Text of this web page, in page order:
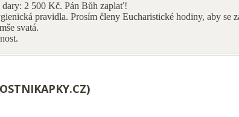
2 500 Kč. Pán Bůh zaplať!
pravidla. Prosím členy Eucharistické hodiny, aby se
svatá.